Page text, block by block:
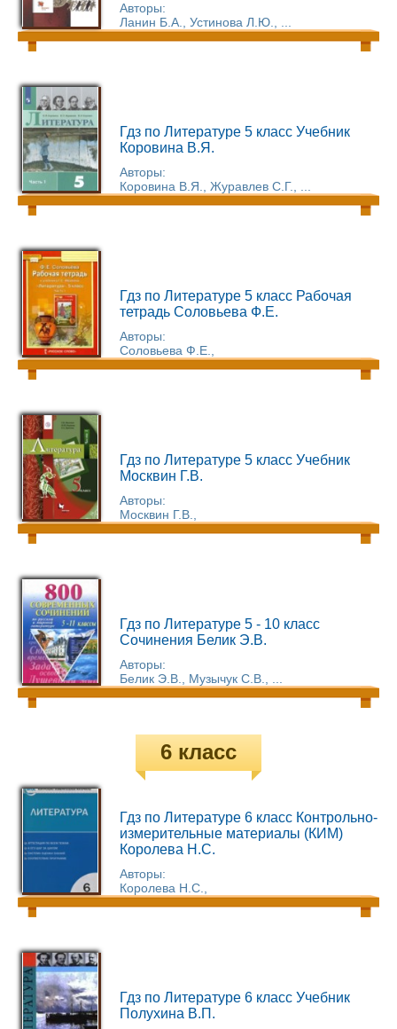
Авторы:
Ланин Б.А., Устинова Л.Ю., ...
Гдз по Литературе 5 класс Учебник
Коровина В.Я.
Авторы:
Коровина В.Я., Журавлев С.Г., ...
Гдз по Литературе 5 класс Рабочая
тетрадь Соловьева Ф.Е.
Авторы:
Соловьева Ф.Е.,
Гдз по Литературе 5 класс Учебник
Москвин Г.В.
Авторы:
Москвин Г.В.,
Гдз по Литературе 5 - 10 класс
Сочинения Белик Э.В.
Авторы:
Белик Э.В., Музычук С.В., ...
6 класс
Гдз по Литературе 6 класс Контрольно-
измерительные материалы (КИМ)
Королева Н.С.
Авторы:
Королева Н.С.,
Гдз по Литературе 6 класс Учебник
Полухина В.П.